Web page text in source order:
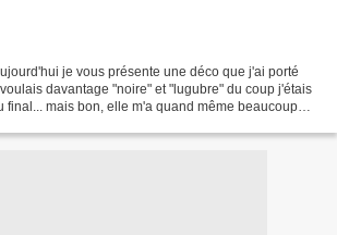
je vous présente une déco que j'ai porté
davantage "noire" et "lugubre" du coup j'étais
final... mais bon, elle m'a quand même beaucoup